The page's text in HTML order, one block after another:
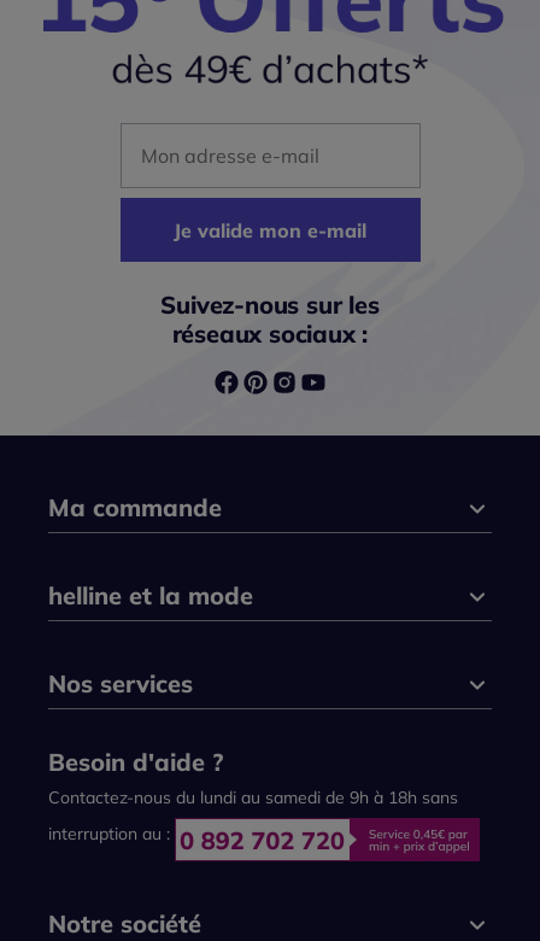
Je valide mon e-mail
Suivez-nous sur les
réseaux sociaux :
Ma commande
helline et la mode
Nos services
Besoin d'aide ?
Contactez-nous du lundi au samedi de 9h à 18h sans
interruption au :
Notre société